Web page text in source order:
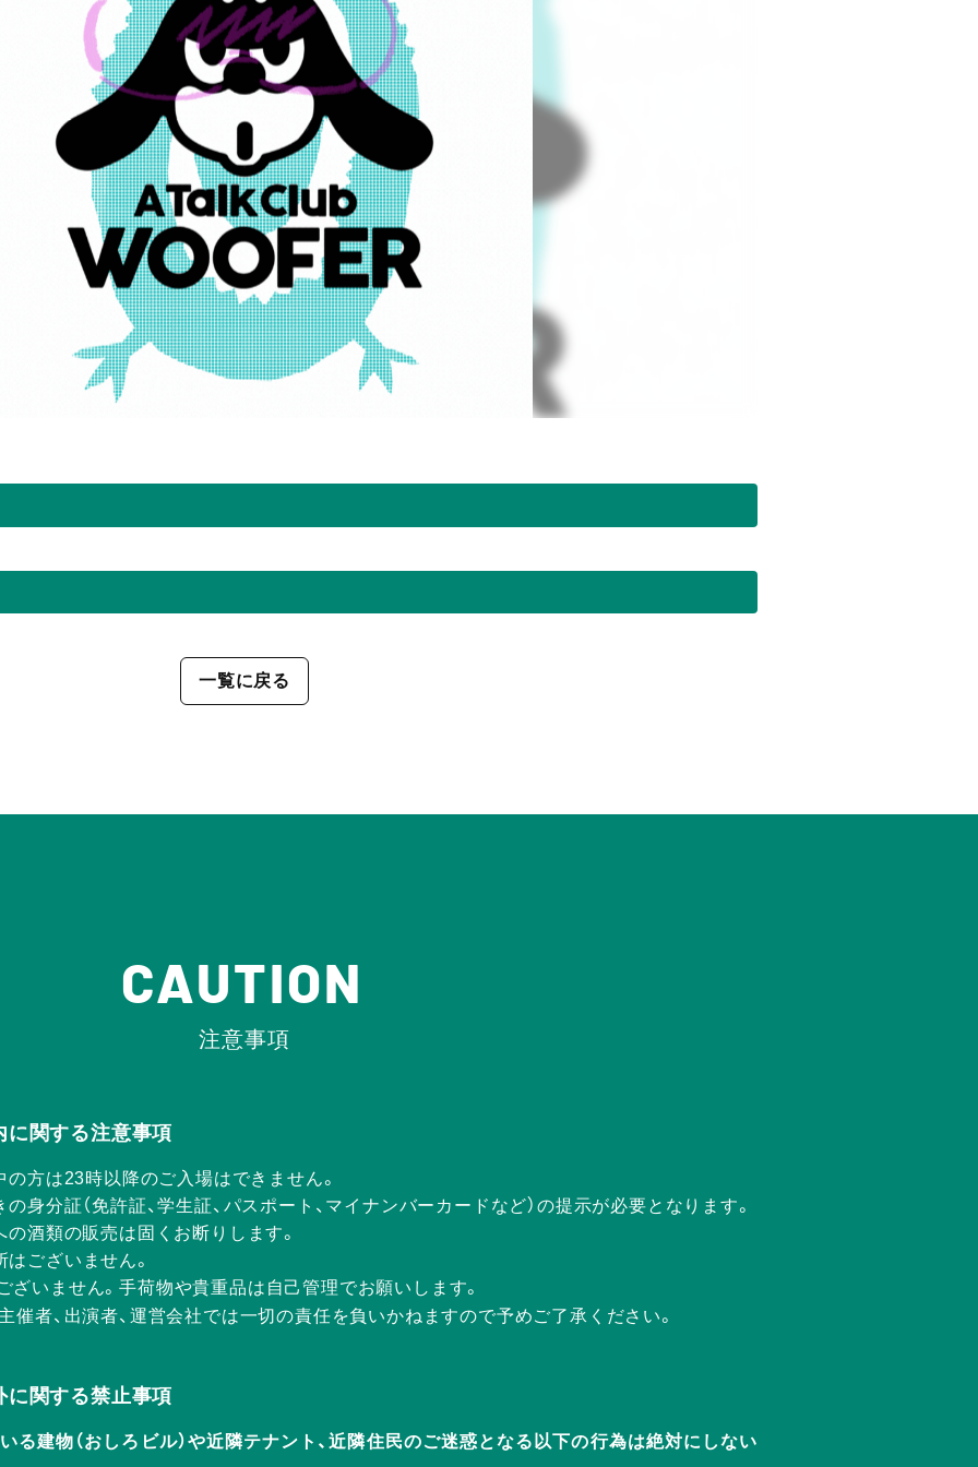
一覧に戻る
CAUTION
注意事項
関する注意事項
方は23時以降のご入場はできません。
身分証（免許証、学生証、パスポート、マイナンバーカードなど）の提示が必要となります。
酒類の販売は固くお断りします。
ございません。
いません。手荷物や貴重品は自己管理でお願いします。
催者、出演者、運営会社では一切の責任を負いかねますので予めご了承ください。
関する禁止事項
建物（おしろビル）や近隣テナント、近隣住民のご迷惑となる以下の行為は絶対にしない